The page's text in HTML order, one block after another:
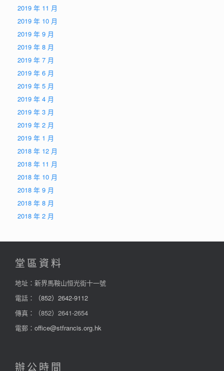
2019 年 11 月
2019 年 10 月
2019 年 9 月
2019 年 8 月
2019 年 7 月
2019 年 6 月
2019 年 5 月
2019 年 4 月
2019 年 3 月
2019 年 2 月
2019 年 1 月
2018 年 12 月
2018 年 11 月
2018 年 10 月
2018 年 9 月
2018 年 8 月
2018 年 2 月
堂區資料
地址：新界馬鞍山恒光街十一號
電話：
（852）2642-9112
傳真：（852）2641-2654
電郵： office@stfrancis.org.hk
辦公時間